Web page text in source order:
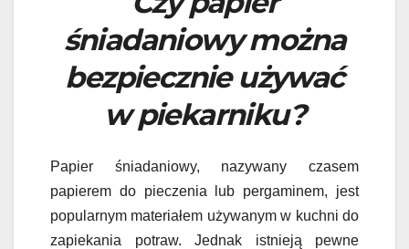
śniadaniowy można
bezpiecznie używać
w piekarniku?
Papier śniadaniowy, nazywany czasem
papierem do pieczenia lub pergaminem, jest
popularnym materiałem używanym w kuchni do
zapiekania potraw. Jednak istnieją pewne